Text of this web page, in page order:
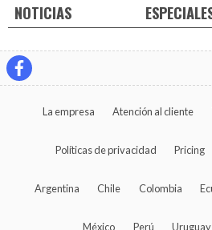
NOTICIAS
La empresa Atención al cliente
Políticas de privacidad Pricing
Argentina Chile Colombia
México Perú Uruguay